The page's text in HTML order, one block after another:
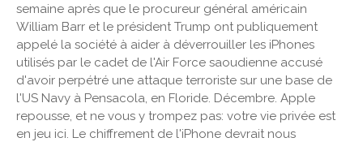
semaine après que le procureur général américain
William Barr et le président Trump ont publiquement
appelé la société à aider à déverrouiller les iPhones
utilisés par le cadet de l'Air Force saoudienne accusé
d'avoir perpétré une attaque terroriste sur une base de
l'US Navy à Pensacola, en Floride. Décembre. Apple
repousse, et ne vous y trompez pas: votre vie privée est
en jeu ici. Le chiffrement de l'iPhone devrait nous